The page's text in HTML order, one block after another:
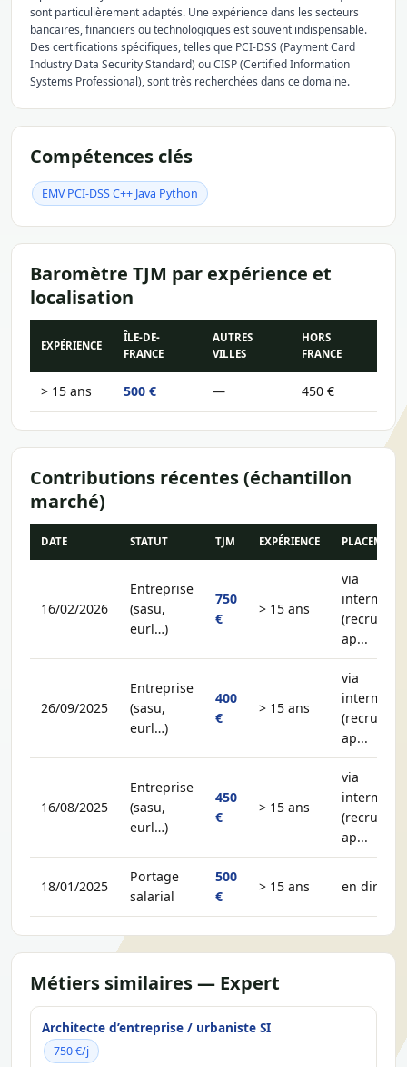
sont particulièrement adaptés. Une expérience dans les secteurs
bancaires, financiers ou technologiques est souvent indispensable.
Des certifications spécifiques, telles que PCI-DSS (Payment Card
Industry Data Security Standard) ou CISP (Certified Information
Systems Professional), sont très recherchées dans ce domaine.
Compétences clés
EMV PCI-DSS C++ Java Python
Baromètre TJM par expérience et
localisation
EXPÉRIENCE
ÎLE-DE-
FRANCE
AUTRES
VILLES
HORS
FRANCE
> 15 ans 500 € — 450 €
Contributions récentes (échantillon
marché)
DATE STATUT TJM EXPÉRIENCE PLACEMENT
16/02/2026
Entreprise
(sasu,
eurl…)
750
€
> 15 ans
via
(recruteur,
ap...
26/09/2025
Entreprise
(sasu,
eurl…)
400
€
> 15 ans
via
(recruteur,
ap...
16/08/2025
Entreprise
(sasu,
eurl…)
450
€
> 15 ans
via
(recruteur,
ap...
18/01/2025
Portage
salarial
500
€
> 15 ans en direct
Métiers similaires — Expert
Architecte d’entreprise / urbaniste SI
750 €/j